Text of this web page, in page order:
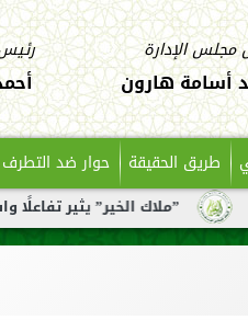
مجلس الإدارة
أسامة هارون
طريق الحقيقة حوار ضد التطرف
يثير تفاعلًا واسعًا على